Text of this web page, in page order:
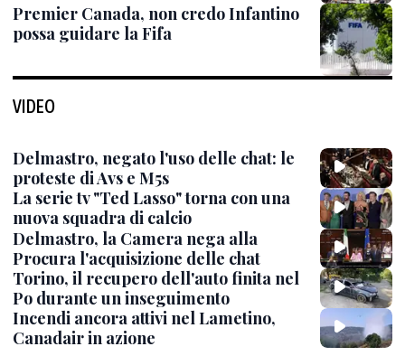
Premier Canada, non credo Infantino
possa guidare la Fifa
VIDEO
Delmastro, negato l'uso delle chat: le
proteste di Avs e M5s
La serie tv "Ted Lasso" torna con una
nuova squadra di calcio
Delmastro, la Camera nega alla
Procura l'acquisizione delle chat
Torino, il recupero dell'auto finita nel
Po durante un inseguimento
Incendi ancora attivi nel Lametino,
Canadair in azione